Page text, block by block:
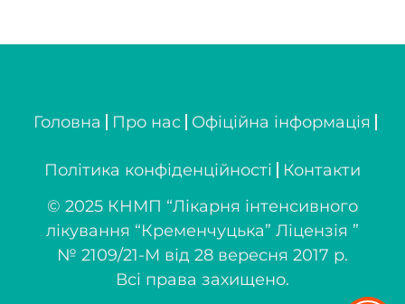
Головна Про нас Офіційна інформація
Політика конфіденційності
Контакти
© 2025 КНМП “Лікарня інтенсивного
лікування “Кременчуцька” Ліцензія ”
№ 2109/21-М від 28 вересня 2017 р.
Всі права захищено.